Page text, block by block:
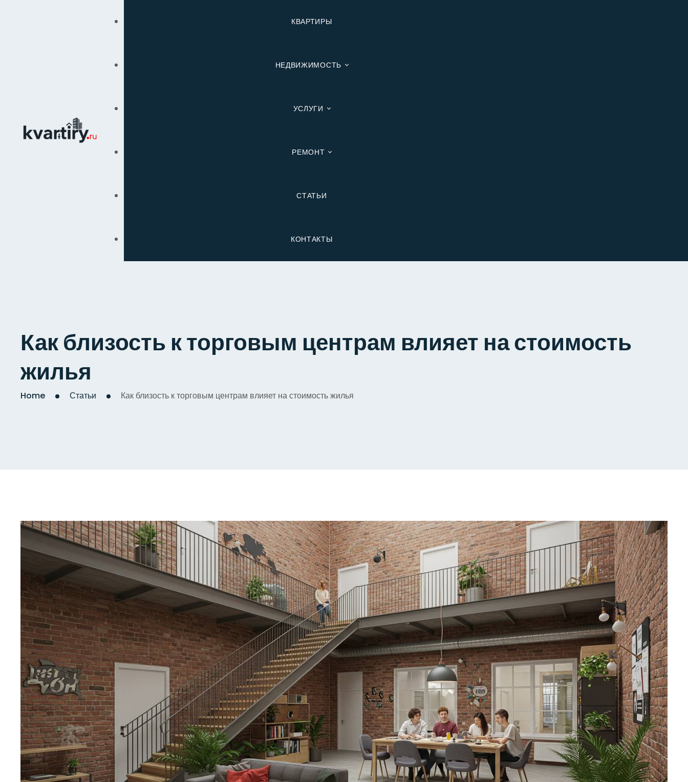
КВАРТИРЫ
НЕДВИЖИМОСТЬ
УСЛУГИ
РЕМОНТ
СТАТЬИ
КОНТАКТЫ
Как близость к торговым центрам влияет на стоимость
жилья
Home Статьи Как близость к торговым центрам влияет на стоимость жилья